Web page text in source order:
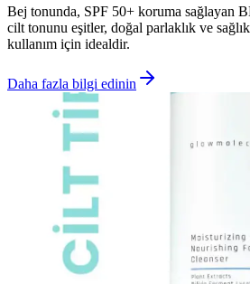
Bej tonunda, SPF 50+ koruma sağlayan
cilt tonunu eşitler, doğal parlaklık ve
kullanım için idealdir.
Daha fazla bilgi edinin